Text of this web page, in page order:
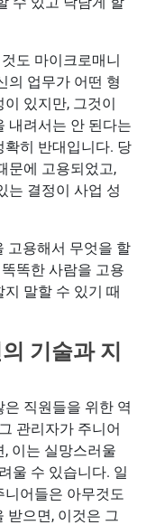
도 마이크로매니
의 업무가 어떤 형
있지만, 그것이
내려서는 안 된다는
히 반대입니다. 당
문에 고용되었고,
는 결정이 사업 성
고용해서 무엇을 할
똑한 사람을 고용
말할 수 있기 때
기술과 지
직원들을 위한 역
관리자가 주니어
이는 실망스러울
울 수 있습니다. 일
어들은 아무것도
받으면, 이것은 그